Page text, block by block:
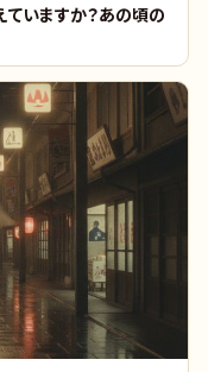
ていますか？あの頃の